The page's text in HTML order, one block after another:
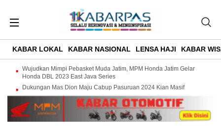
KABAR LOKAL KABAR NASIONAL LENSA HAJI KABAR
Wujudkan Mimpi Pebasket Muda Jatim, MPM Honda Jatim Gelar
Honda DBL 2023 East Java Series
Dukungan Mas Dion Maju Cabup Pasuruan 2024 Kian Masif